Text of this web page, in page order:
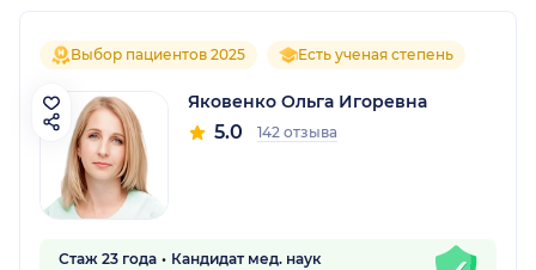
Выбор пациентов 2025 Есть ученая степень
Яковенко Ольга Игоревна
5.0 142 отзыва
Стаж 23 года
Кандидат мед. наук